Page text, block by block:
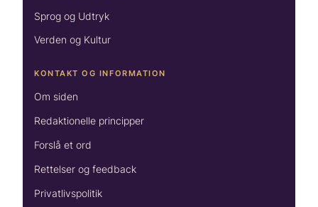
Sprog og Udtryk
Verden og Kultur
KONTAKT OG INFORMATION
Om siden
Redaktionelle principper
Forslå et ord
Rettelser og feedback
Privatlivspolitik